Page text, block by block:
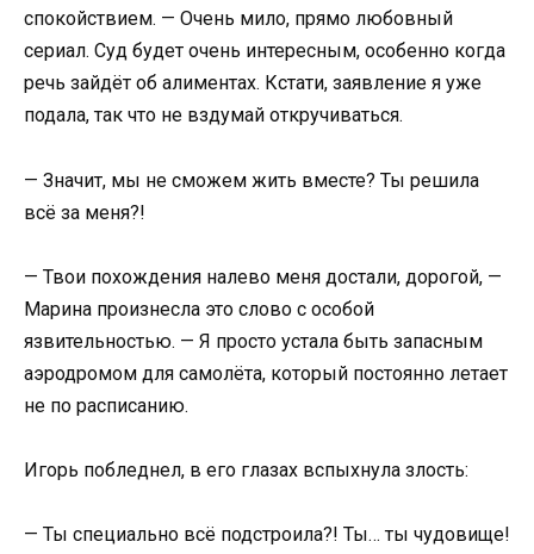
спокойствием. — Очень мило, прямо любовный
сериал. Суд будет очень интересным, особенно когда
речь зайдёт об алиментах. Кстати, заявление я уже
подала, так что не вздумай откручиваться.
— Значит, мы не сможем жить вместе? Ты решила
всё за меня?!
— Твои похождения налево меня достали, дорогой, —
Марина произнесла это слово с особой
язвительностью. — Я просто устала быть запасным
аэродромом для самолёта, который постоянно летает
не по расписанию.
Игорь побледнел, в его глазах вспыхнула злость:
— Ты специально всё подстроила?! Ты… ты чудовище!